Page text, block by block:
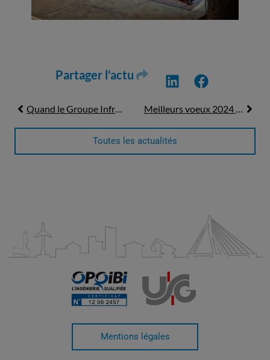
Partager l'actu
Toutes les actualités
Mentions légales